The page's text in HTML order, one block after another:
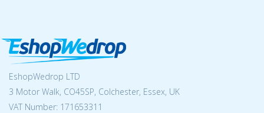
EshopWedrop LTD
3 Motor Walk, CO45SP, Colchester, Essex, UK
VAT Number: 171653311